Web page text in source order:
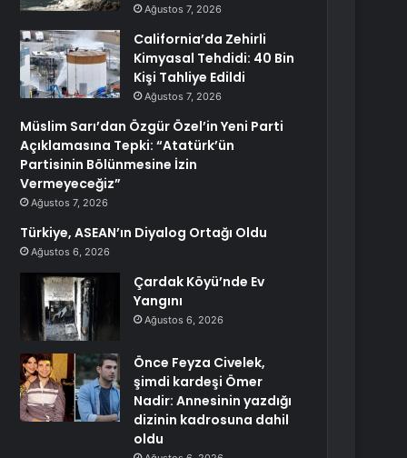
Ağustos 7, 2026
California’da Zehirli
Kimyasal Tehdidi: 40 Bin
Kişi Tahliye Edildi
Ağustos 7, 2026
Müslim Sarı’dan Özgür Özel’in Yeni Parti
Açıklamasına Tepki: “Atatürk’ün
Partisinin Bölünmesine İzin
Vermeyeceğiz”
Ağustos 7, 2026
Türkiye, ASEAN’ın Diyalog Ortağı Oldu
Ağustos 6, 2026
Çardak Köyü’nde Ev
Yangını
Ağustos 6, 2026
Önce Feyza Civelek,
şimdi kardeşi Ömer
Nadir: Annesinin yazdığı
dizinin kadrosuna dahil
oldu